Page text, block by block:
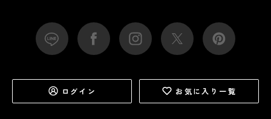
ログイン お気に入り一覧